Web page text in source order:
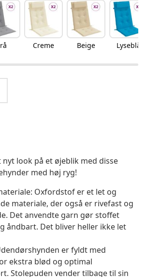
Creme Beige Lyseblå
look på et øjeblik med disse
med høj ryg!
Oxfordstof er et let og
materiale, der også er rivefast og
Det anvendte garn gør stoffet
åndbart. Det bliver heller ikke let
er fyldt med
ekstra blød og optimal
Stolepuden vender tilbage til sin